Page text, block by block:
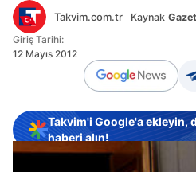
Takvim.com.tr Kaynak
Giriş Tarihi:
12 Mayıs 2012
Takvim'i Google'a ekleyin,
haberi alın!